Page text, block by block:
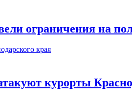
ограничения на
курорты